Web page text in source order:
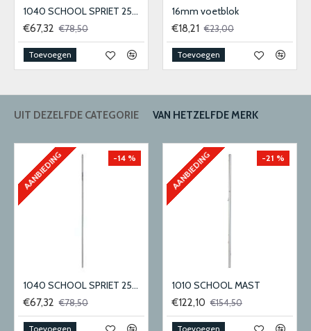
1040 SCHOOL SPRIET 25MM
€67,32 €78,50
Toevoegen
16mm voetblok
€18,21 €23,00
Toevoegen
UIT DEZELFDE CATEGORIE VAN HETZELFDE MERK
AANBIEDING -14 %
1040 SCHOOL SPRIET 25MM
€67,32 €78,50
Toevoegen
AANBIEDING -21 %
1010 SCHOOL MAST
€122,10 €154,50
Toevoegen